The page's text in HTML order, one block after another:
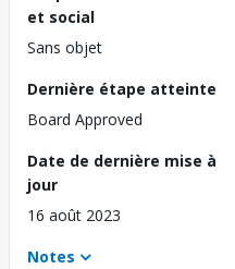
et social
Sans objet
Dernière étape atteinte
Board Approved
Date de dernière mise à
jour
16 août 2023
Notes